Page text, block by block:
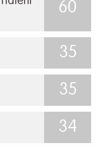
60
35
35
34